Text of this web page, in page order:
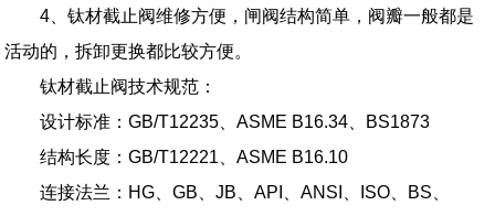
4、钛材截止阀维修方便，闸阀结构简单，阀瓣一般都是
活动的，拆卸更换都比较方便。
钛材截止阀技术规范：
设计标准：GB/T12235、ASME B16.34、BS1873
结构长度：GB/T12221、ASME B16.10
连接法兰：HG、GB、JB、API、ANSI、ISO、BS、